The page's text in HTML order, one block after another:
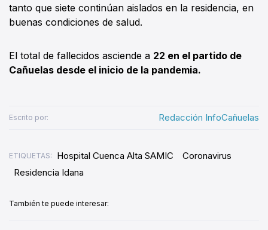
tanto que siete continúan aislados en la residencia, en
buenas condiciones de salud.
El total de fallecidos asciende a 22 en el partido de
Cañuelas desde el inicio de la pandemia.
Escrito por: Redacción InfoCañuelas
ETIQUETAS: Hospital Cuenca Alta SAMIC
Coronavirus
Residencia Idana
También te puede interesar: